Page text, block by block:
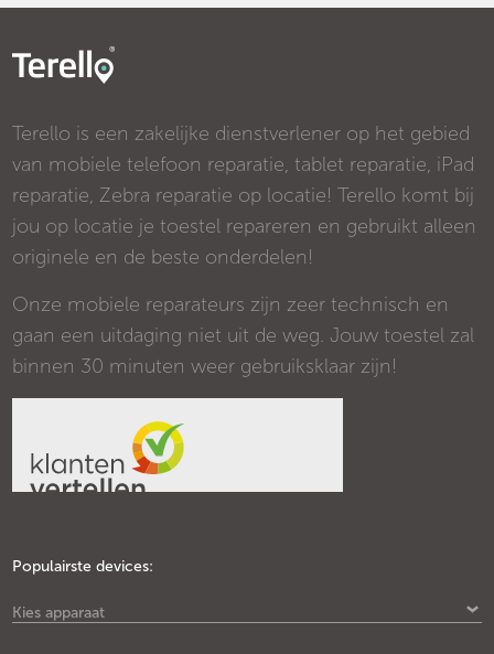
Terello is een zakelijke dienstverlener op het gebied
van mobiele telefoon reparatie, tablet reparatie, iPad
reparatie, Zebra reparatie op locatie! Terello komt bij
jou op locatie je toestel repareren en gebruikt alleen
originele en de beste onderdelen!
Onze mobiele reparateurs zijn zeer technisch en
gaan een uitdaging niet uit de weg. Jouw toestel zal
binnen 30 minuten weer gebruiksklaar zijn!
Populairste devices:
Kies apparaat